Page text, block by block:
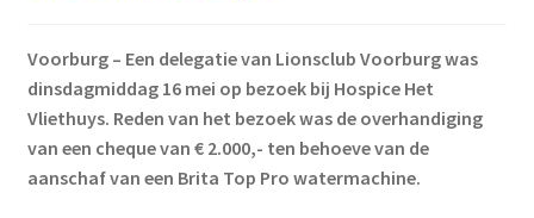
Voorburg – Een delegatie van Lionsclub Voorburg was
dinsdagmiddag 16 mei op bezoek bij Hospice Het
Vliethuys. Reden van het bezoek was de overhandiging
van een cheque van € 2.000,- ten behoeve van de
aanschaf van een Brita Top Pro watermachine.